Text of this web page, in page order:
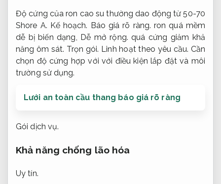
Độ cứng của ron cao su thường dao động từ 50-70
Shore A. Kế hoạch. Báo giá rõ ràng. ron quá mềm
dễ bị biến dạng, Dễ mở rộng. quá cứng giảm khả
năng ôm sát. Trọn gói. Linh hoạt theo yêu cầu. Cần
chọn độ cứng hợp với với điều kiện lắp đặt và môi
trường sử dụng.
Lưới an toàn cầu thang báo giá rõ ràng
Gói dịch vụ.
Khả năng chống lão hóa
Uy tín.